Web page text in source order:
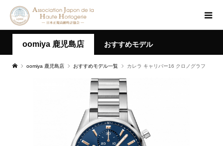
oomiya 鹿児島店 おすすめモデル
oomiya 鹿児島店 おすすめモデル一覧 カレラ キャリバー16 クロノグラフ